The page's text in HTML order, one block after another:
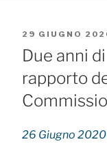
PUBBLICATO
IL
29 GIUGNO
Due anni
rapporto
26 Giugno 2020